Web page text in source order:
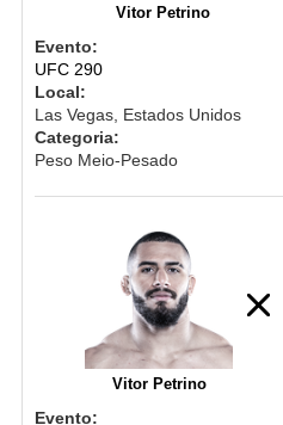
Vitor Petrino
Evento:
UFC 290
Local:
Las Vegas, Estados Unidos
Categoria:
Peso Meio-Pesado
Vitor Petrino
Evento: